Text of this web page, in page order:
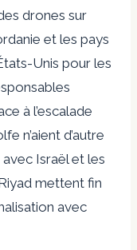
drones sur
et les pays
Unis pour les
à l’escalade
n’aient d’autre
Israël et les
mettent fin
avec